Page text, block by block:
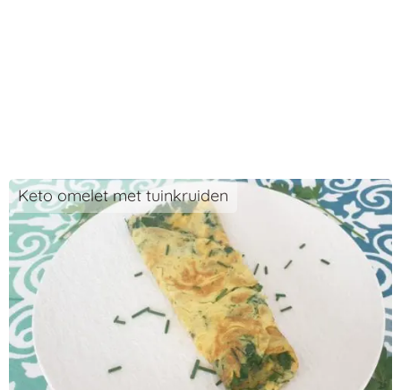
Keto omelet met tuinkruiden